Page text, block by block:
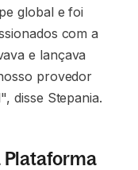
global e foi
com a
e lançava
provedor
disse Stepania.
Plataforma